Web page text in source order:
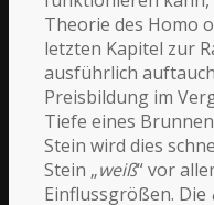
Theorie des Homo
letzten Kapitel zur
ausführlich
Preisbildung im
Tiefe eines
Stein wird dies
Stein „weiß“ vor
Einflussgrößen. Die